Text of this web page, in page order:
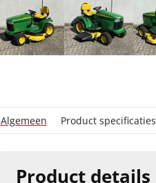
Product details
Algemeen Product specificaties